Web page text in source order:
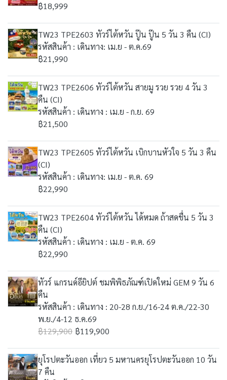
฿18,999
TW23 TPE2603 ทัวร์ไต้หวัน ปู๊น ปู๊น 5 วัน 3 คืน (CI)
รหัสสินค้า : เดินทาง: เม.ย - ต.ค.69
฿21,990
TW23 TPE2606 ทัวร์ไต้หวัน สายมู รวย รวย 4 วัน 3
คืน (CI)
รหัสสินค้า : เดินทาง : เม.ย - ก.ย. 69
฿21,500
TW23 TPE2605 ทัวร์ไต้หวัน เบิกบานหัวใจ 5 วัน 3 คืน
(CI)
รหัสสินค้า : เดินทาง: เม.ย - ต.ค. 69
฿22,990
TW23 TPE2604 ทัวร์ไต้หวัน ได้หมด ถ้าสดชื่น 5 วัน 3
คืน (CI)
รหัสสินค้า : เดินทาง : เม.ย - ต.ค. 69
฿22,990
ทัวร์ แกรนด์อียิปต์ ชมพิพิธภัณฑ์เปิดใหม่ GEM 9 วัน 6
คืน
รหัสสินค้า : เดินทาง : 20-28 ก.ย./16-24 ต.ค./22-30
พ.ย./4-12 ธ.ค.69
฿129,900 ฿119,900
ยุโรปตะวันออก เที่ยว 5 มหานครยุโรปตะวันออก 10 วัน
7 คืน